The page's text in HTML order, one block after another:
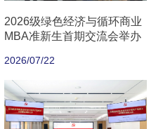
2026级绿色经济与循环商业
MBA准新生首期交流会举办
2026/07/22